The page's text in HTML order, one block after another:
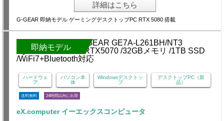
詳細はこちら
G-GEAR 即納モデル ゲーミングデスクトップPC RTX 5080 搭載
即納モデル
ハードウェ
ア
パソコン本
体
Windowsデスクトッ
プ
デスクトップPC（新
品）
送料無料 24時間以内に出荷
eX.computer イーエックスコンピュータ